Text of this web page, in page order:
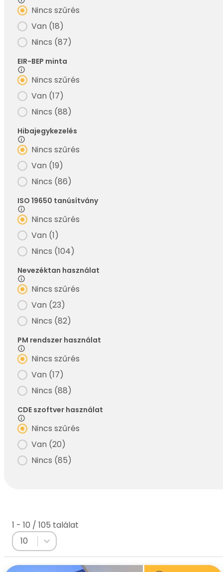
Filter - Bim kézikönyv
Nincs szűrés
Van (18)
Nincs (87)
EIR-BEP minta
Filter - BEP minta
Nincs szűrés
Van (17)
Nincs (88)
Hibajegykezelés
Filter - Hibajegykezelés
Nincs szűrés
Van (19)
Nincs (86)
ISO 19650 tanúsítvány
Filter - ISO tanusitvany
Nincs szűrés
Van (1)
Nincs (104)
Nevezéktan használat
Filter - Nevezéktan használat
Nincs szűrés
Van (23)
Nincs (82)
PM rendszer használat
Filter - PM rendszer használat
Nincs szűrés
Van (17)
Nincs (88)
CDE szoftver használat
Filter - CDE szoftver használat
Nincs szűrés
Van (20)
Nincs (85)
1 - 10 / 105 találat
Select number per page
10
Select number per page